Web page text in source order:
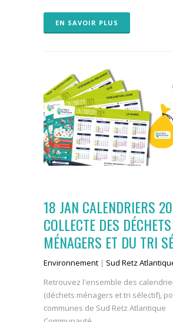
EN SAVOIR PLUS
18 JAN CALENDRIERS
COLLECTE DES DÉCHETS
MÉNAGERS ET DU TRI
Environnement | Sud Retz
Retrouvez l'ensemble des
(déchets ménagers et tri sélectif),
communes de Sud Retz Atlantique